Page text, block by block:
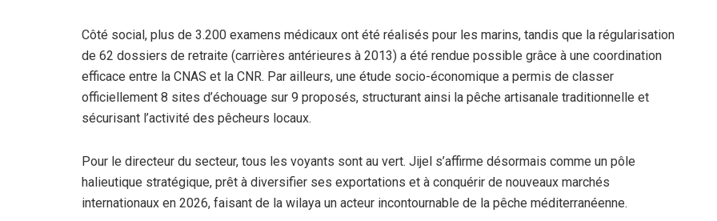
Côté social, plus de 3.200 examens médicaux ont été réalisés pour les marins, tandis que la régularisation
de 62 dossiers de retraite (carrières antérieures à 2013) a été rendue possible grâce à une coordination
efficace entre la CNAS et la CNR. Par ailleurs, une étude socio-économique a permis de classer
officiellement 8 sites d’échouage sur 9 proposés, structurant ainsi la pêche artisanale traditionnelle et
sécurisant l’activité des pêcheurs locaux.
Pour le directeur du secteur, tous les voyants sont au vert. Jijel s’affirme désormais comme un pôle
halieutique stratégique, prêt à diversifier ses exportations et à conquérir de nouveaux marchés
internationaux en 2026, faisant de la wilaya un acteur incontournable de la pêche méditerranéenne.